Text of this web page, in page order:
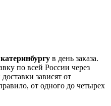
в день заказа.
по всей России через
зависят от
от одного до четырех